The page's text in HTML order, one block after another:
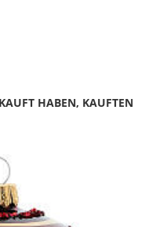
HABEN, KAUFTEN